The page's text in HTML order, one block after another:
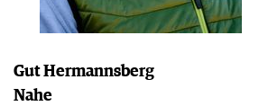
Gut Hermannsberg
Nahe